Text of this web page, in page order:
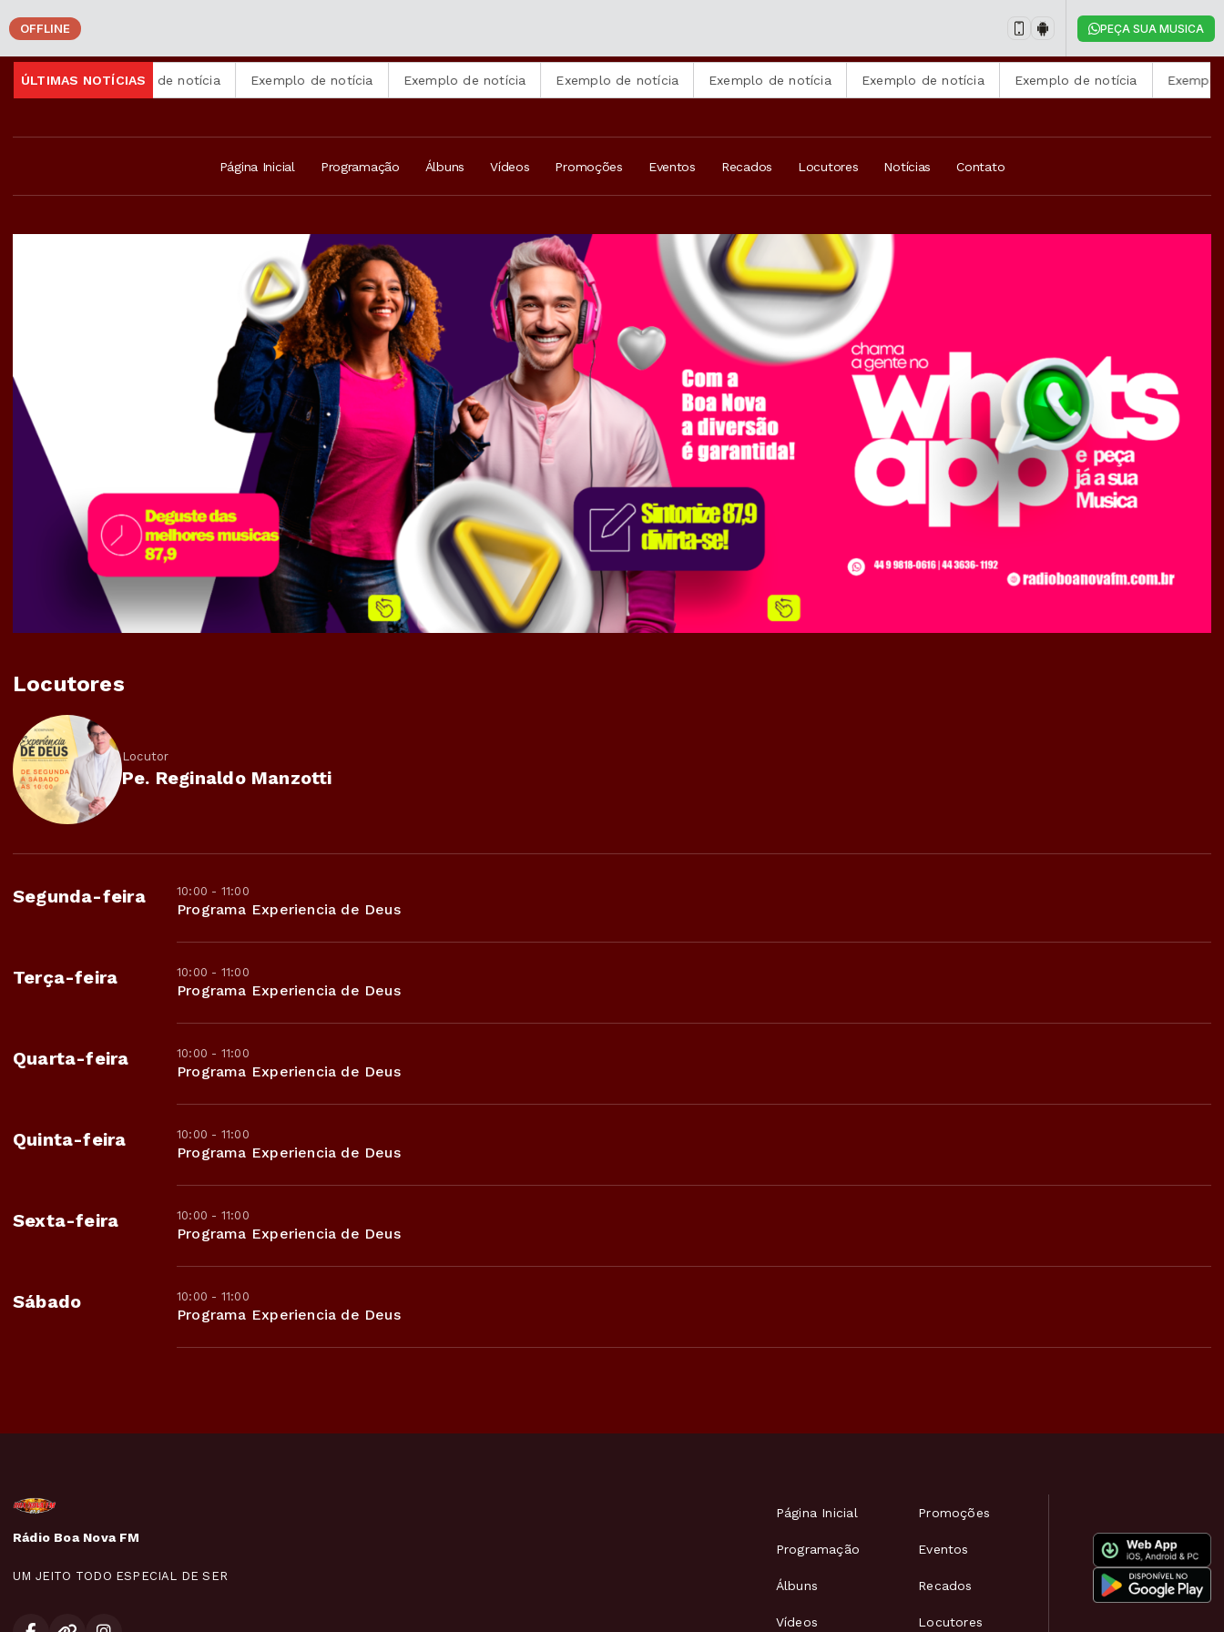
OFFLINE PEÇA SUA MUSICA
ÚLTIMAS NOTÍCIAS
Exemplo de notícia Exemplo de notícia Exemplo de notícia Exemplo de notícia Exemplo de notícia Exemplo de notícia Exemplo de notícia Exemplo de
Página Inicial Programação Álbuns Vídeos Promoções Eventos Recados Locutores Notícias Contato
Locutores
Locutor
Pe. Reginaldo Manzotti
Segunda-feira 10:00 - 11:00
Programa Experiencia de Deus
Terça-feira 10:00 - 11:00
Programa Experiencia de Deus
Quarta-feira 10:00 - 11:00
Programa Experiencia de Deus
Quinta-feira 10:00 - 11:00
Programa Experiencia de Deus
Sexta-feira 10:00 - 11:00
Programa Experiencia de Deus
Sábado 10:00 - 11:00
Programa Experiencia de Deus
Rádio Boa Nova FM
UM JEITO TODO ESPECIAL DE SER
Página Inicial
Programação
Álbuns
Vídeos
Promoções
Eventos
Recados
Locutores